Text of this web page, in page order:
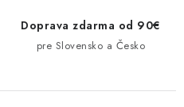
Doprava zdarma od 90€
pre Slovensko a Česko